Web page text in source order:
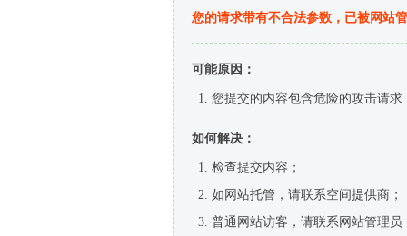
您的请求带有不合法参数，已被网站
可能原因：
您提交的内容包含危险的攻击请求
如何解决：
检查提交内容；
如网站托管，请联系空间提供商；
普通网站访客，请联系网站管理员